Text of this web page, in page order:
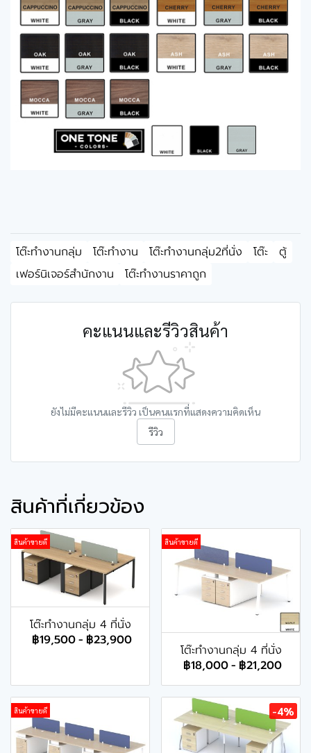
โต๊ะทำงานกลุ่ม โต๊ะทำงาน โต๊ะทำงานกลุ่ม2ที่นั่ง โต๊ะ
ตู้
เฟอร์นิเจอร์สำนักงาน
โต๊ะทำงานราคาถูก
คะแนนและรีวิวสินค้า
ยังไม่มีคะแนนและรีวิว เป็นคนแรกที่แสดงความคิดเห็น
รีวิว
สินค้าที่เกี่ยวข้อง
สินค้าขายดี
โต๊ะทำงานกลุ่ม 4 ที่นั่ง
฿19,500- ฿23,900
สินค้าขายดี
โต๊ะทำงานกลุ่ม 4 ที่นั่ง
฿18,000- ฿21,200
สินค้าขายดี -4%